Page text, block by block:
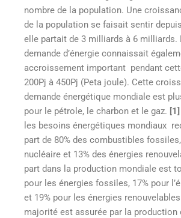
nombre de la population. Une
de la population se faisait sentir
elle partait de 3 milliards à 6 milliards.
demande d’énergie connaissait
accroissement important pendant
200Pj à 450Pj (Peta joule). Cette
demande énergétique mondiale est
pour le pétrole, le charbon et le gaz. [1]
les besoins énergétiques mondiaux
part de 80% des combustibles fossiles,
nucléaire et 13% des énergies
part dans la production mondiale est
pour les énergies fossiles, 17% pour
et 19% pour les énergies
majorité est assurée par la production